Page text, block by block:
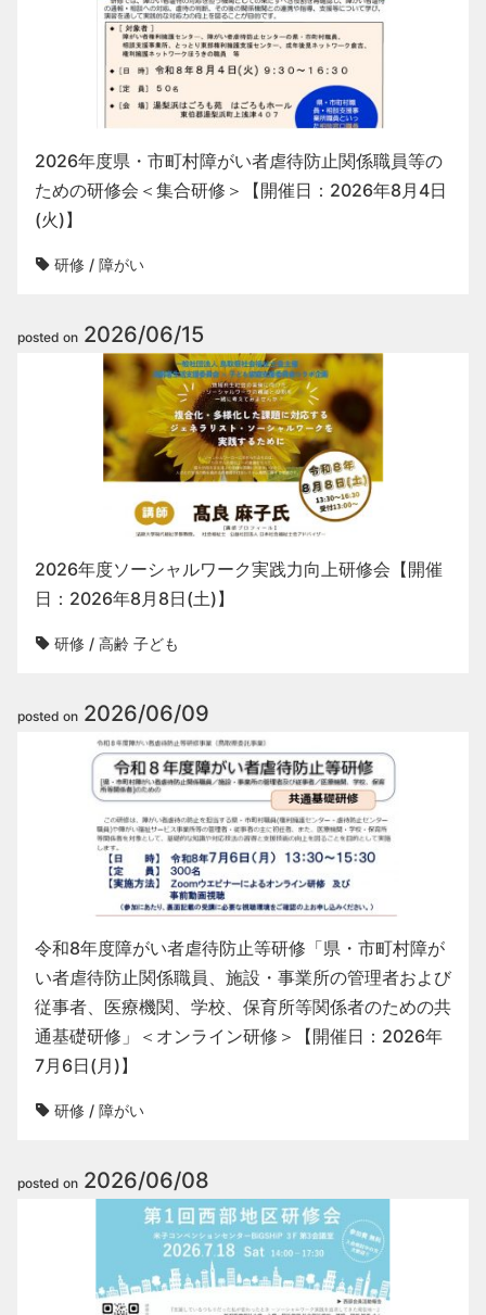
2026年度県・市町村障がい者虐待防止関係職員等の
ための研修会＜集合研修＞【開催日：2026年8月4日
(火)】
研修 / 障がい
posted on 2026/06/15
2026年度ソーシャルワーク実践力向上研修会【開催
日：2026年8月8日(土)】
研修 / 高齢 子ども
posted on 2026/06/09
令和8年度障がい者虐待防止等研修「県・市町村障が
い者虐待防止関係職員、施設・事業所の管理者および
従事者、医療機関、学校、保育所等関係者のための共
通基礎研修」＜オンライン研修＞【開催日：2026年
7月6日(月)】
研修 / 障がい
posted on 2026/06/08